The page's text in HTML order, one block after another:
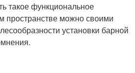
такое функциональное
пространстве можно своими
установки барной